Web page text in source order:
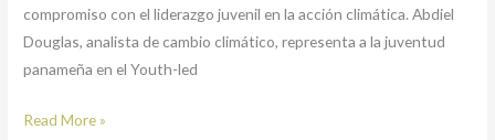
compromiso con el liderazgo juvenil en la acción climática. Abdiel
Douglas, analista de cambio climático, representa a la juventud
panameña en el Youth-led
Read More »